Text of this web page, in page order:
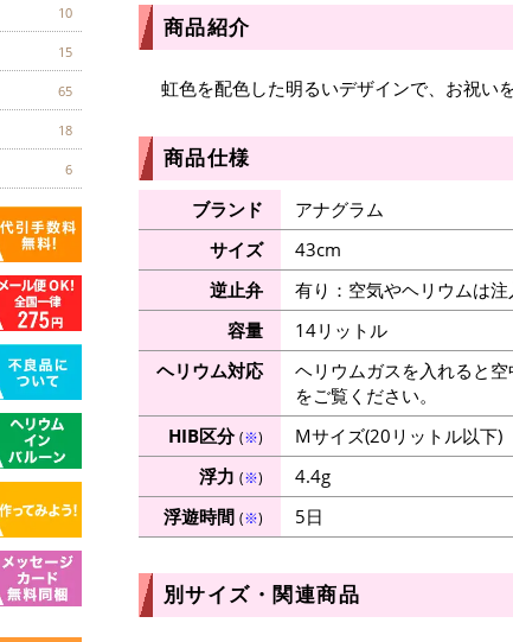
10
15
65
18
6
商品紹介
虹色を配色した明るいデザインで、お祝い
商品仕様
ブランド
アナグラム
サイズ
43cm
逆止弁
有り：空気やヘリウムは注
容量
14リットル
ヘリウム対応
ヘリウムガスを入れると
をご覧ください。
HIB区分(※)
Mサイズ(20リットル以下)
浮力 (※)
4.4g
浮遊時間 (※) 5日
別サイズ・関連商品